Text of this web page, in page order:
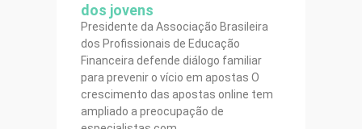
dos jovens
Presidente da Associação Brasileira
dos Profissionais de Educação
Financeira defende diálogo familiar
para prevenir o vício em apostas O
crescimento das apostas online tem
ampliado a preocupação de